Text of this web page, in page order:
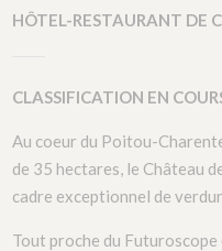
HÔTEL-RESTAURANT DE
CLASSIFICATION EN
Au coeur du Poitou-
de 35 hectares, le Château
cadre exceptionnel de
Tout proche du